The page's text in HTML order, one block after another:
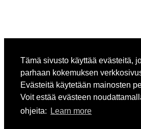
Tämä sivusto käyttää evästeitä,
parhaan kokemuksen
Evästeitä käytetään mainosten
Voit estää evästeen
ohjeita:
Learn more